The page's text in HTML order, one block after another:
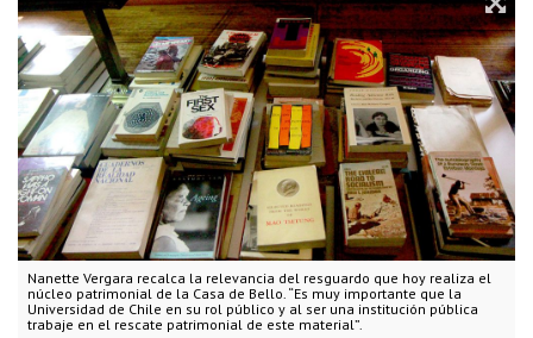
Nanette Vergara recalca la relevancia del resguardo que hoy realiza el
núcleo patrimonial de la Casa de Bello. “Es muy importante que la
Universidad de Chile en su rol público y al ser una institución pública
trabaje en el rescate patrimonial de este material”.